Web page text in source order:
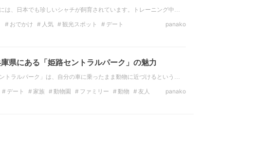
は、日本でも珍しいシャチが飼育されています。トレーニング中…
おでかけ 人気 観光スポット
デート
panako
県にある「姫路セントラルパーク」の魅力
トラルパーク」は、自分の車に乗ったまま動物に近づけるという…
デート 家族 動物園 ファミリー 動物
友人
panako